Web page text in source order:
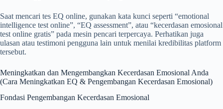
Saat mencari tes EQ online, gunakan kata kunci seperti “emotional
intelligence test online”, “EQ assessment”, atau “kecerdasan emosional
test online gratis” pada mesin pencari terpercaya. Perhatikan juga
ulasan atau testimoni pengguna lain untuk menilai kredibilitas platform
tersebut.
Meningkatkan dan Mengembangkan Kecerdasan Emosional Anda
(Cara Meningkatkan EQ & Pengembangan Kecerdasan Emosional)
Fondasi Pengembangan Kecerdasan Emosional